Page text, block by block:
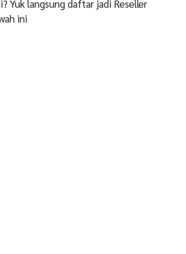
Yuk langsung daftar jadi Reseller
ini